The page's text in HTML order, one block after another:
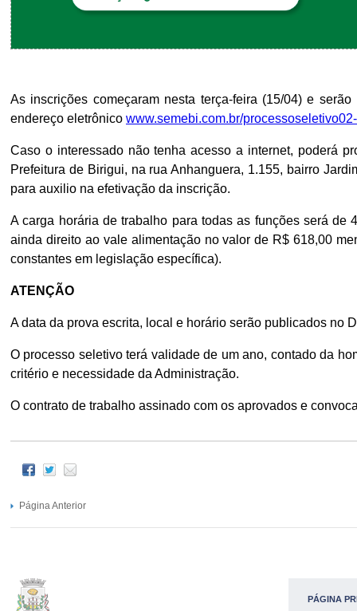
As inscrições começaram nesta terça-feira (15/04) e
endereço eletrônico www.semebi.com.br/
Caso o interessado não tenha acesso a internet, poderá
Prefeitura de Birigui, na rua Anhanguera, 1.155, bairro
para auxilio na efetivação da inscrição.
A carga horária de trabalho para todas as funções será de
ainda direito ao vale alimentação no valor de R$ 618,00
constantes em legislação específica).
ATENÇÃO
A data da prova escrita, local e horário serão publicados no
O processo seletivo terá validade de um ano, contado da
critério e necessidade da Administração.
O contrato de trabalho assinado com os aprovados e
Página Anterior
PÁGINA